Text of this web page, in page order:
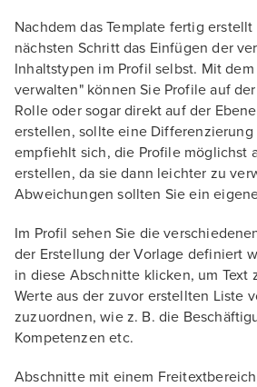
Nachdem das Template fertig
nächsten Schritt das Einfügen der
Inhaltstypen im Profil selbst. Mit
verwalten" können Sie Profile auf
Rolle oder sogar direkt auf der
erstellen, sollte eine Differenzierung
empfiehlt sich, die Profile möglichst
erstellen, da sie dann leichter zu
Abweichungen sollten Sie ein
Im Profil sehen Sie die
der Erstellung der Vorlage definiert
in diese Abschnitte klicken, um Text
Werte aus der zuvor erstellten Liste
zuzuordnen, wie z. B. die
Kompetenzen etc.
Abschnitte mit einem